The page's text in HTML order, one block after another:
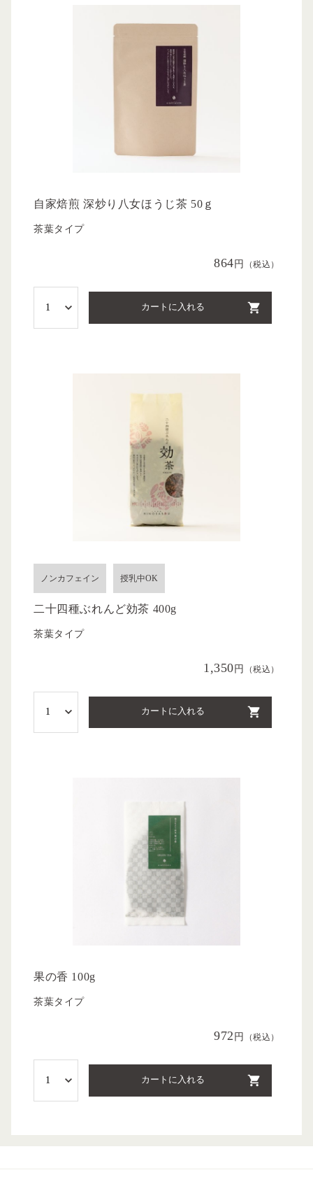
自家焙煎 深炒り八女ほうじ茶 50ｇ
茶葉タイプ
864 円 （税込）
カートに入れる
ノンカフェイン 授乳中OK
二十四種ぶれんど効茶 400g
茶葉タイプ
1,350円 （税込）
カートに入れる
果の香 100g
茶葉タイプ
972 円 （税込）
カートに入れる